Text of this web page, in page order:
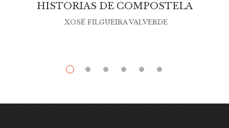
HISTORIAS DE COMPOSTELA
XOSÉ FILGUEIRA VALVERDE